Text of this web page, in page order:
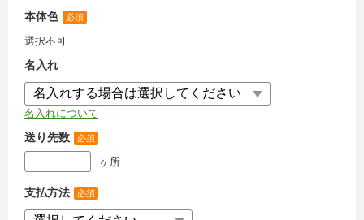
本体色 必須
選択不可
名入れ
名入れについて
送り先数 必須
ヶ所
支払方法 必須